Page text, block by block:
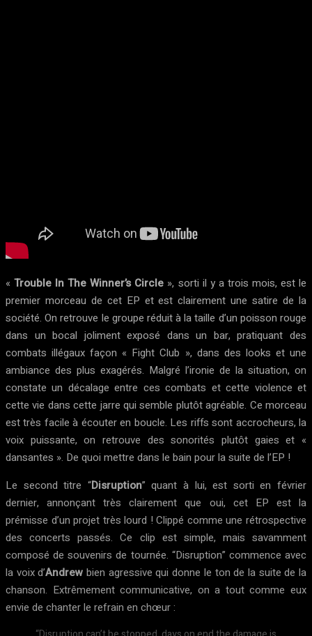
«Trouble In The Winner’s Circle », sorti il ​​y a trois mois, est le
premier morceau de cet EP et est clairement une satire de la
société. On retrouve le groupe réduit à la taille d’un poisson rouge
dans un bocal joliment exposé dans un bar, pratiquant des
combats illégaux façon « Fight Club », dans des looks et une
ambiance des plus exagérés. Malgré l’ironie de la situation, on
constate un décalage entre ces combats et cette violence et
cette vie dans cette jarre qui semble plutôt agréable. Ce morceau
est très facile à écouter en boucle. Les riffs sont accrocheurs, la
voix puissante, on retrouve des sonorités plutôt gaies et «
dansantes ». De quoi mettre dans le bain pour la suite de l’EP !
Le second titre “Disruption” quant à lui, est sorti en février
dernier, annonçant très clairement que oui, cet EP est la
prémisse d’un projet très lourd ! Clippé comme une rétrospective
des concerts passés. Ce clip est simple, mais savamment
composé de souvenirs de tournée. “Disruption” commence avec
la voix d’Andrew bien agressive qui donne le ton de la suite de la
chanson. Extrêmement communicative, on a tout comme eux
envie de chanter le refrain en chœur :